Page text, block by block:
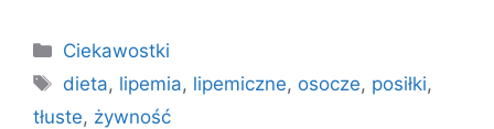
Kategorie
Ciekawostki
Tagi
dieta, lipemia, lipemiczne, osocze, posiłki,
tłuste, żywność